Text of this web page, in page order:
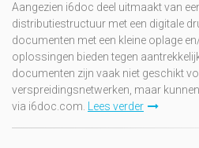
Aangezien i6doc deel uitmaakt van
distributiestructuur met een digitale
documenten met een kleine oplage
oplossingen bieden tegen
documenten zijn vaak niet geschikt
verspreidingsnetwerken, maar
via i6doc.com. Lees verder